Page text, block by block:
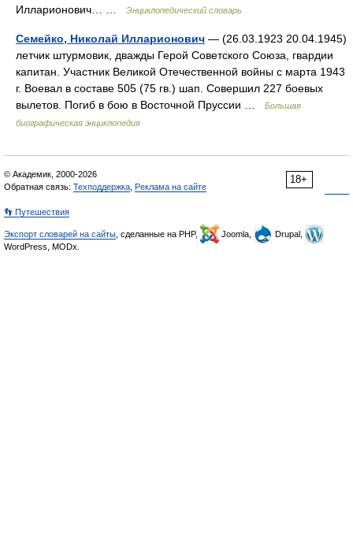
Илларионович… …
Энциклопедический словарь
Семейко, Николай Илларионович — (26.03.1923 20.04.1945)
летчик штурмовик, дважды Герой Советского Союза, гвардии
капитан. Участник Великой Отечественной войны с марта 1943
г. Воевал в составе 505 (75 гв.) шап. Совершил 227 боевых
вылетов. Погиб в бою в Восточной Пруссии …
Большая
биографическая энциклопедия
18+
© Академик, 2000-2026
Обратная связь: Техподдержка Реклама на сайте
👣 Путешествия
Экспорт словарей на сайты , сделанные на PHP, Joomla,
Drupal,
WordPress, MODx.